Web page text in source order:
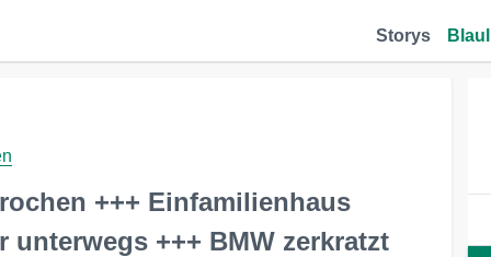
Storys
+++ Einfamilienhaus
+++ BMW zerkratzt